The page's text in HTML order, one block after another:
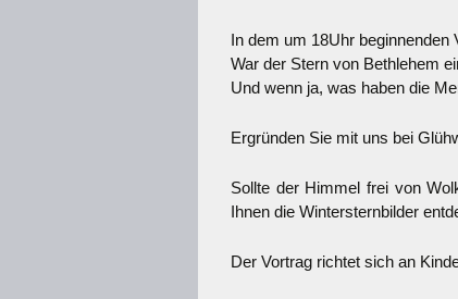
In dem um 18Uhr
War der Stern von Bethlehem
Und wenn ja, was haben die
Ergründen Sie mit uns bei
Sollte der Himmel frei von
Ihnen die Wintersternbilder
Der Vortrag richtet sich an